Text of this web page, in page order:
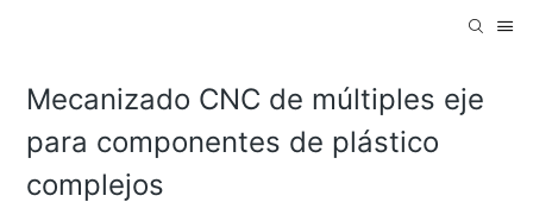
Mecanizado CNC de múltiples eje
para componentes de plástico
complejos